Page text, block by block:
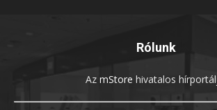
Rólunk
Az mStore hivatalos